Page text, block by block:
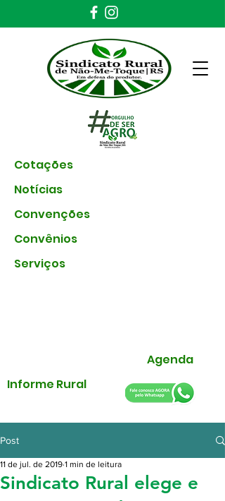
Cotações
Notícias
Convenções
Convênios
Serviços
Agenda
Informe Rural
Post
Sindicato Rural elege e
11 de jul. de 2019 1 min de leitura